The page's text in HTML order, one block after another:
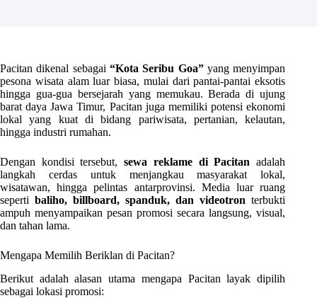
Pacitan dikenal sebagai “Kota Seribu Goa”yang menyimpan
pesona wisata alam luar biasa, mulai dari pantai-pantai eksotis
hingga gua-gua bersejarah yang memukau. Berada di ujung
barat daya Jawa Timur, Pacitan juga memiliki potensi ekonomi
lokal yang kuat di bidang pariwisata, pertanian, kelautan,
hingga industri rumahan.
Dengan kondisi tersebut,sewa reklame di Pacitan adalah
langkah cerdas untuk menjangkau masyarakat lokal,
wisatawan, hingga pelintas antarprovinsi. Media luar ruang
sepertibaliho, billboard, spanduk, dan videotron terbukti
ampuh menyampaikan pesan promosi secara langsung, visual,
dan tahan lama.
Mengapa Memilih Beriklan di Pacitan?
Berikut adalah alasan utama mengapa Pacitan layak dipilih
sebagai lokasi promosi: